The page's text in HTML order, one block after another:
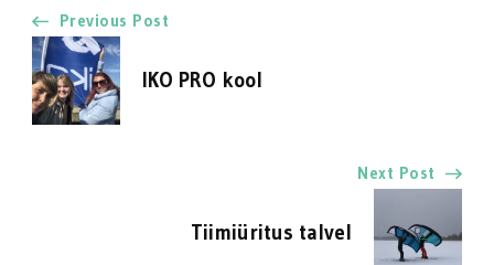
Post
Navigation
Previous Post
IKO PRO kool
Next Post
Tiimiüritus talvel